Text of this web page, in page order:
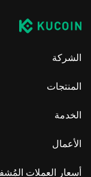
الشركة
المنتجات
الخدمة
الأعمال
أسعار العملات